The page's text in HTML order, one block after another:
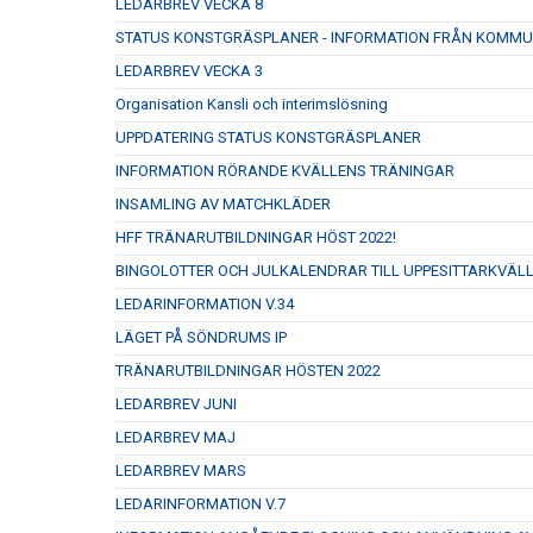
LEDARBREV VECKA 8
STATUS KONSTGRÄSPLANER - INFORMATION FRÅN
LEDARBREV VECKA 3
Organisation Kansli och interimslösning
UPPDATERING STATUS KONSTGRÄSPLANER
INFORMATION RÖRANDE KVÄLLENS TRÄNINGAR
INSAMLING AV MATCHKLÄDER
HFF TRÄNARUTBILDNINGAR HÖST 2022!
BINGOLOTTER OCH JULKALENDRAR TILL
LEDARINFORMATION V.34
LÄGET PÅ SÖNDRUMS IP
TRÄNARUTBILDNINGAR HÖSTEN 2022
LEDARBREV JUNI
LEDARBREV MAJ
LEDARBREV MARS
LEDARINFORMATION V.7